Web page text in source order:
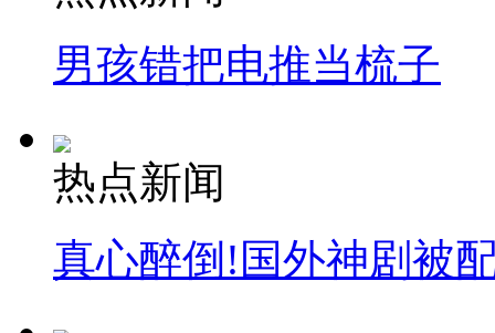
男孩错把电推当梳子
热点新闻
真心醉倒!国外神剧被